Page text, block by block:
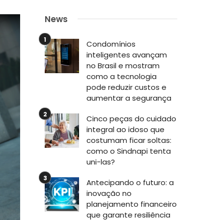
News
Condomínios
inteligentes avançam
no Brasil e mostram
como a tecnologia
pode reduzir custos e
aumentar a segurança
Cinco peças do cuidado
integral ao idoso que
costumam ficar soltas:
como o Sindnapi tenta
uni-las?
Antecipando o futuro: a
inovação no
planejamento financeiro
que garante resiliência